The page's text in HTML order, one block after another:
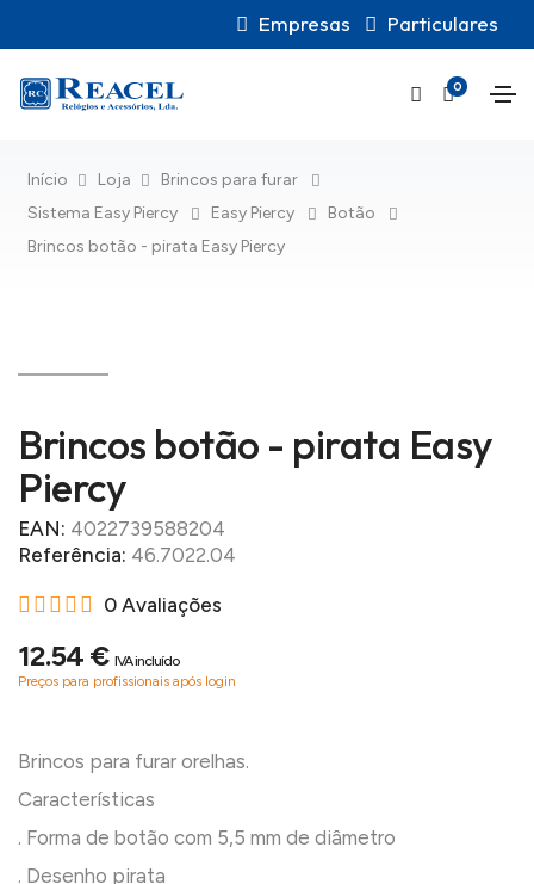
Empresas Particulares
0
Início Loja
Brincos para furar
Sistema Easy Piercy
Easy Piercy
Botão
Brincos botão - pirata Easy Piercy
Brincos botão - pirata Easy
Piercy
EAN: 4022739588204
Referência: 46.7022.04
0 Avaliações
12.54 € IVA incluído
Preços para profissionais após login
Brincos para furar orelhas.
Características
. Forma de botão com 5,5 mm de diâmetro
. Desenho pirata